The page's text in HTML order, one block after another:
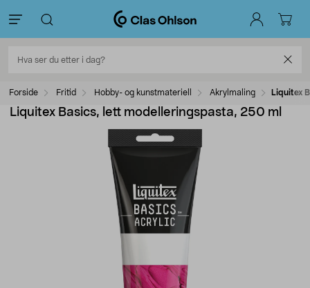
Forside Fritid Hobby- og kunstmateriell Akrylmaling Liquitex
Liquitex Basics, lett modelleringspasta, 250 ml